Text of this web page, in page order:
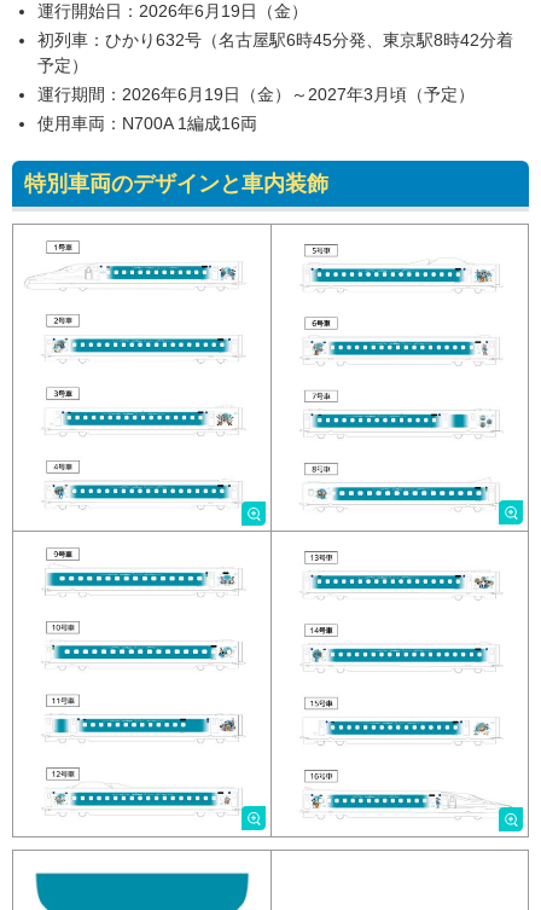
運行開始日：2026年6月19日（金）
初列車：ひかり632号（名古屋駅6時45分発、東京駅8時42分着
予定）
運行期間：2026年6月19日（金）～2027年3月頃（予定）
使用車両：N700A 1編成16両
特別車両のデザインと車内装飾